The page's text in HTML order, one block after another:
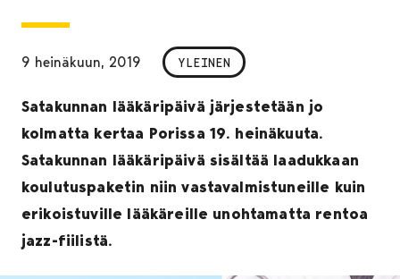
9 heinäkuun, 2019 YLEINEN
Satakunnan lääkäripäivä järjestetään jo
kolmatta kertaa Porissa 19. heinäkuuta.
Satakunnan lääkäripäivä sisältää laadukkaan
koulutuspaketin niin vastavalmistuneille kuin
erikoistuville lääkäreille unohtamatta rentoa
jazz-fiilistä.